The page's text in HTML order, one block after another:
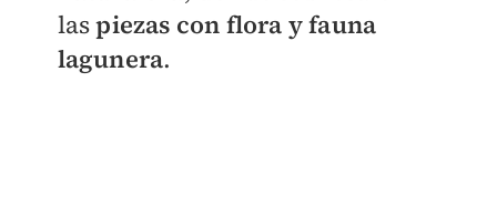
laspiezas con flora y fauna
lagunera.